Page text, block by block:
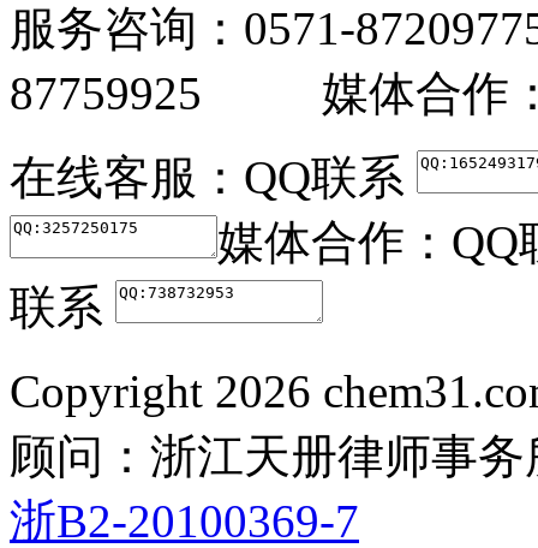
服务咨询：0571-
87759925 媒体合作：
在线客服： QQ联系
媒体合作：
联系
Copyright 2026
顾问：浙江天册律师事
浙B2-20100369-7